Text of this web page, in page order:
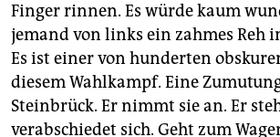
Finger rinnen. Es würde kaum
jemand von links ein zahmes Reh
Es ist einer von hunderten
diesem Wahlkampf. Eine
Steinbrück. Er nimmt sie an. Er
verabschiedet sich. Geht zum